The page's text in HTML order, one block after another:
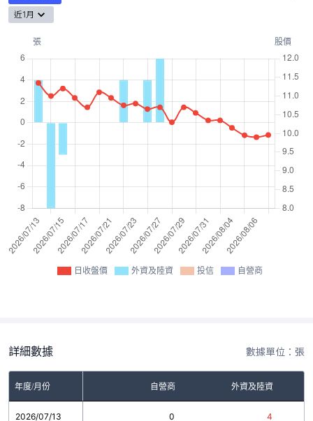
近1月
日收盤價 外資及陸資 投信 自營商
詳細數據 數據單位：張
年度/月份 自營商 外資及陸資
2026/07/13 0 4